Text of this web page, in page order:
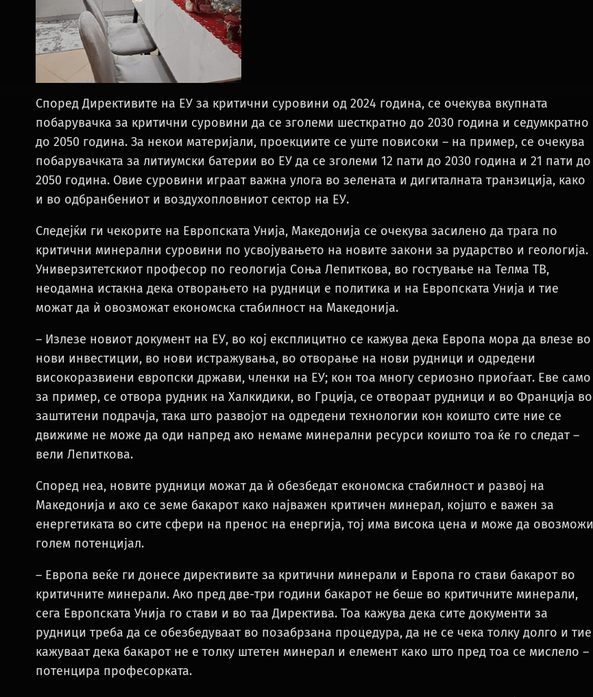
Според Директивите на ЕУ за критични суровини од 2024 година, се очекува вкупната
побарувачка за критични суровини да се зголеми шесткратно до 2030 година и седумкратно
до 2050 година. За некои материјали, проекциите се уште повисоки – на пример, се очекува
побарувачката за литиумски батерии во ЕУ да се зголеми 12 пати до 2030 година и 21 пати до
2050 година. Овие суровини играат важна улога во зелената и дигиталната транзиција, како
и во одбранбениот и воздухопловниот сектор на ЕУ.
Следејќи ги чекорите на Европската Унија, Македонија се очекува засилено да трага по
критични минерални суровини по усвојувањето на новите закони за рударство и геологија.
Универзитетскиот професор по геологија Соња Лепиткова, во гостување на Телма ТВ,
неодамна истакна дека отворањето на рудници е политика и на Европската Унија и тие
можат да ѝ овозможат економска стабилност на Македонија.
– Излезе новиот документ на ЕУ, во кој експлицитно се кажува дека Европа мора да влезе во
нови инвестиции, во нови истражувања, во отворање на нови рудници и одредени
високоразвиени европски држави, членки на ЕУ; кон тоа многу сериозно приоѓаат. Еве само
за пример, се отвора рудник на Халкидики, во Грција, се отвораат рудници и во Франција во
заштитени подрачја, така што развојот на одредени технологии кон коишто сите ние се
движиме не може да оди напред ако немаме минерални ресурси коишто тоа ќе го следат –
вели Лепиткова.
Според неа, новите рудници можат да ѝ обезбедат економска стабилност и развој на
Македонија и ако се земе бакарот како најважен критичен минерал, којшто е важен за
енергетиката во сите сфери на пренос на енергија, тој има висока цена и може да овозможи
голем потенцијал.
– Европа веќе ги донесе директивите за критични минерали и Европа го стави бакарот во
критичните минерали. Ако пред две-три години бакарот не беше во критичните минерали,
сега Европската Унија го стави и во таа Директива. Тоа кажува дека сите документи за
рудници треба да се обезбедуваат во позабрзана процедура, да не се чека толку долго и тие
кажуваат дека бакарот не е толку штетен минерал и елемент како што пред тоа се мислело –
потенцира професорката.